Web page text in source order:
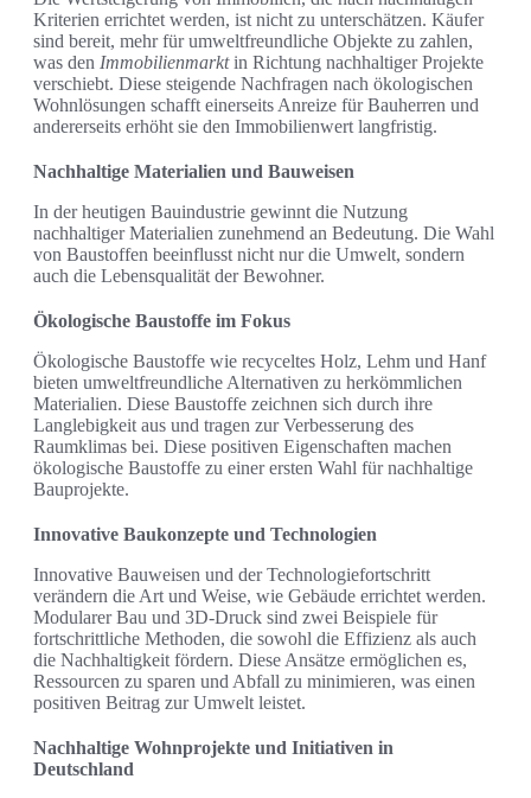
Kriterien errichtet werden, ist nicht zu unterschätzen. Käufer
sind bereit, mehr für umweltfreundliche Objekte zu zahlen,
was den Immobilienmarktin Richtung nachhaltiger Projekte
verschiebt. Diese steigende Nachfragen nach ökologischen
Wohnlösungen schafft einerseits Anreize für Bauherren und
andererseits erhöht sie den Immobilienwert langfristig.
Nachhaltige Materialien und Bauweisen
In der heutigen Bauindustrie gewinnt die Nutzung
nachhaltiger Materialien zunehmend an Bedeutung. Die Wahl
von Baustoffen beeinflusst nicht nur die Umwelt, sondern
auch die Lebensqualität der Bewohner.
Ökologische Baustoffe im Fokus
Ökologische Baustoffe wie recyceltes Holz, Lehm und Hanf
bieten umweltfreundliche Alternativen zu herkömmlichen
Materialien. Diese Baustoffe zeichnen sich durch ihre
Langlebigkeit aus und tragen zur Verbesserung des
Raumklimas bei. Diese positiven Eigenschaften machen
ökologische Baustoffe zu einer ersten Wahl für nachhaltige
Bauprojekte.
Innovative Baukonzepte und Technologien
Innovative Bauweisen und der Technologiefortschritt
verändern die Art und Weise, wie Gebäude errichtet werden.
Modularer Bau und 3D-Druck sind zwei Beispiele für
fortschrittliche Methoden, die sowohl die Effizienz als auch
die Nachhaltigkeit fördern. Diese Ansätze ermöglichen es,
Ressourcen zu sparen und Abfall zu minimieren, was einen
positiven Beitrag zur Umwelt leistet.
Nachhaltige Wohnprojekte und Initiativen in
Deutschland